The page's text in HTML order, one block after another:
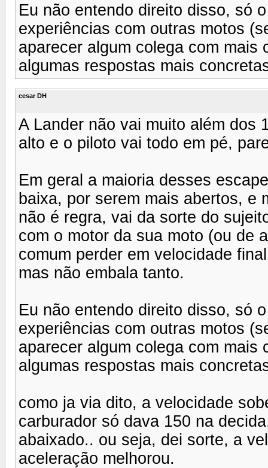
Eu não entendo direito disso, só
experiências com outras motos
aparecer algum colega com mais
algumas respostas mais
cesar DH
A Lander não vai muito além dos
alto e o piloto vai todo em pé,
Em geral a maioria desses
baixa, por serem mais abertos, e
não é regra, vai da sorte do
com o motor da sua moto (ou de
comum perder em velocidade
mas não embala tanto.
Eu não entendo direito disso, só
experiências com outras motos
aparecer algum colega com mais
algumas respostas mais
como ja via dito, a velocidade
carburador só dava 150 na
abaixado.. ou seja, dei sorte, a
aceleração melhorou.